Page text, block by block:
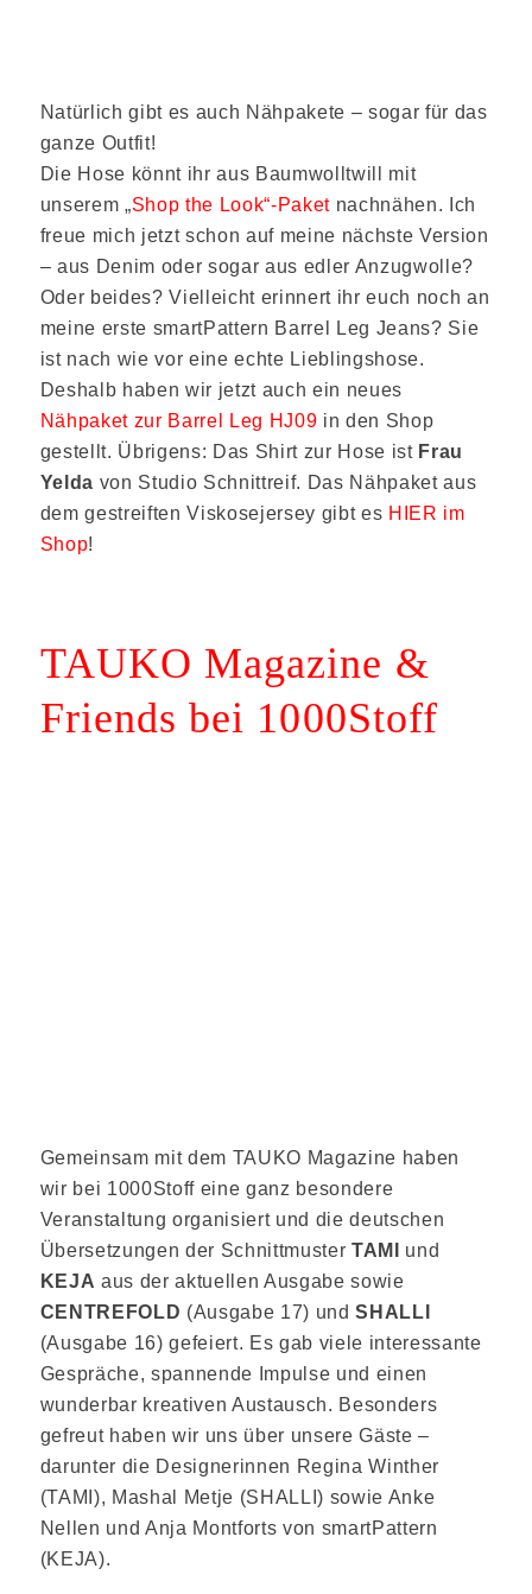
Natürlich gibt es auch Nähpakete – sogar für das
ganze Outfit!
Die Hose könnt ihr aus Baumwolltwill mit
unserem „Shop the Look“-Paketnachnähen. Ich
freue mich jetzt schon auf meine nächste Version
– aus Denim oder sogar aus edler Anzugwolle?
Oder beides? Vielleicht erinnert ihr euch noch an
meine erste smartPattern Barrel Leg Jeans? Sie
ist nach wie vor eine echte Lieblingshose.
Deshalb haben wir jetzt auch ein neues
Nähpaket zur Barrel Leg HJ09 in den Shop
gestellt. Übrigens: Das Shirt zur Hose ist Frau
Yelda von Studio Schnittreif. Das Nähpaket aus
dem gestreiften Viskosejersey gibt es HIER im
Shop!
TAUKO Magazine &
Friends bei 1000Stoff
Gemeinsam mit dem TAUKO Magazine haben
wir bei 1000Stoff eine ganz besondere
Veranstaltung organisiert und die deutschen
Übersetzungen der Schnittmuster TAMI
und
KEJA aus der aktuellen Ausgabe sowie
CENTREFOLD (Ausgabe 17) undSHALLI
(Ausgabe 16) gefeiert. Es gab viele interessante
Gespräche, spannende Impulse und einen
wunderbar kreativen Austausch. Besonders
gefreut haben wir uns über unsere Gäste –
darunter die Designerinnen Regina Winther
(TAMI), Mashal Metje (SHALLI) sowie Anke
Nellen und Anja Montforts von smartPattern
(KEJA).